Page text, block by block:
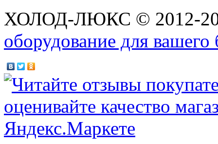
ХОЛОД-ЛЮКС © 2012-
оборудование для вашего